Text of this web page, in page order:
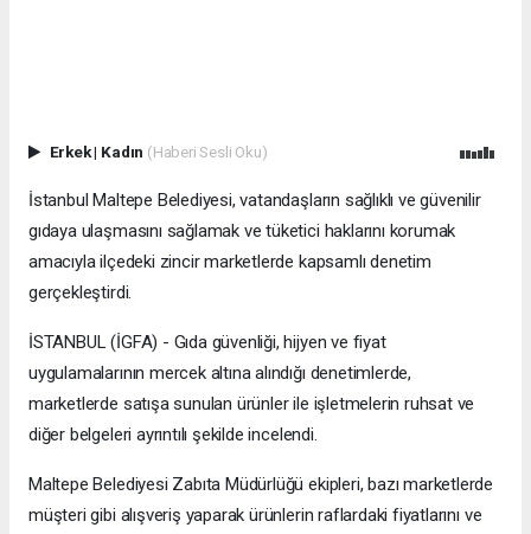
Erkek| Kadın (Haberi Sesli Oku)
İstanbul Maltepe Belediyesi, vatandaşların sağlıklı ve güvenilir
gıdaya ulaşmasını sağlamak ve tüketici haklarını korumak
amacıyla ilçedeki zincir marketlerde kapsamlı denetim
gerçekleştirdi.
İSTANBUL (İGFA) - Gıda güvenliği, hijyen ve fiyat
uygulamalarının mercek altına alındığı denetimlerde,
marketlerde satışa sunulan ürünler ile işletmelerin ruhsat ve
diğer belgeleri ayrıntılı şekilde incelendi.
Maltepe Belediyesi Zabıta Müdürlüğü ekipleri, bazı marketlerde
müşteri gibi alışveriş yaparak ürünlerin raflardaki fiyatlarını ve